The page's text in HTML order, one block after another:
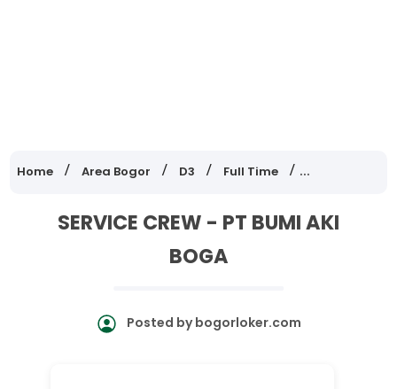
Home Area Bogor D3 Full Time Lowongan
SERVICE CREW - PT BUMI AKI
BOGA
Posted bybogorloker.com